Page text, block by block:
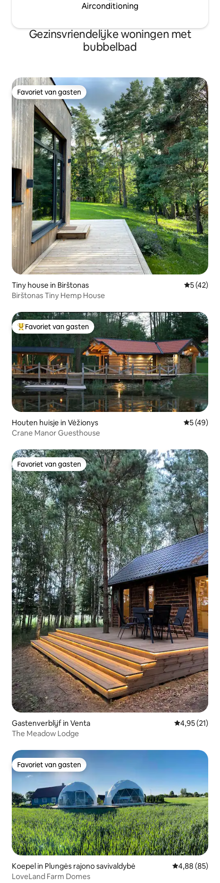
Airconditioning
Gezinsvriendelijke woningen met
bubbelbad
Favoriet van gasten
Favoriet van gasten
Tiny house in Birštonas
5 (42)
Birštonas Tiny Hemp House
Topfavoriet van gasten
Favoriet van gasten
Houten huisje in Vėžionys
5 (49)
Crane Manor Guesthouse
Favoriet van gasten
Favoriet van gasten
Gastenverblijf in Venta Gemiddelde
4,95 (21)
The Meadow Lodge
Favoriet van gasten
Favoriet van gasten
Koepel in Plungės rajono savivaldybė Gemiddelde
4,88 (85)
LoveLand Farm Domes